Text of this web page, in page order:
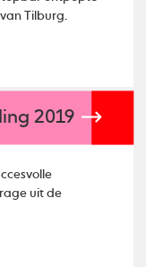
Tilburg.
2019
uit de